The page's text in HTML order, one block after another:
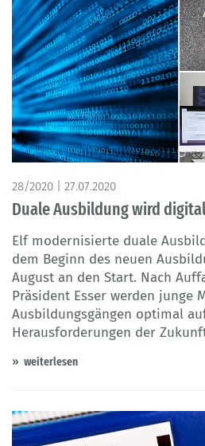
© links: 3dkombinat – Adobe Stock
Adobe Stock unten rechts: Pixel-Shot –
28/2020 | 27.07.2020
Duale Ausbildung wird
Elf modernisierte duale
dem Beginn des neuen
August an den Start. Nach
Präsident Esser werden junge
Ausbildungsgängen optimal
Herausforderungen der
weiterlesen